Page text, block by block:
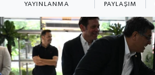
YAYINLANMA PAYLAŞIM